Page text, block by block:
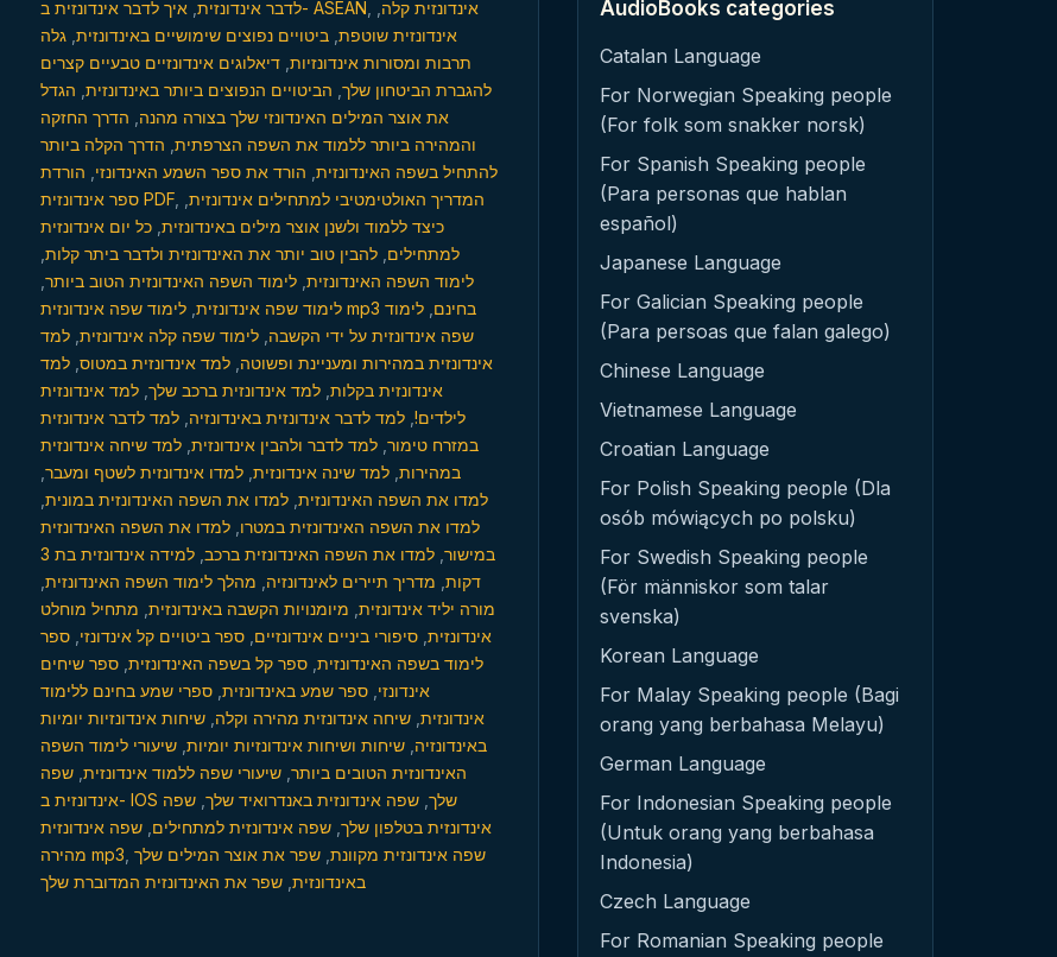
לדבר אינדונזיתאיך לדבר אינדונזית ב- ASEAN אינדונזית קלה
אינדונזית שוטפת ביטויים נפוצים שימושיים באינדונזית גלה
תרבות ומסורות אינדונזיות דיאלוגים אינדונזיים טבעיים קצרים
להגברת הביטחון שלך הביטויים הנפוצים ביותר באינדונזית הגדל
את אוצר המילים האינדונזי שלך בצורה מהנה הדרך החזקה
והמהירה ביותר ללמוד את השפה הצרפתית הדרך הקלה ביותר
להתחיל בשפה האינדונזית הורד את ספר השמע האינדונזי הורדת
ספר אינדונזית PDF
המדריך האולטימטיבי למתחילים אינדונזית
כיצד ללמוד ולשנן אוצר מילים באינדונזית כל יום אינדונזית
למתחילים להבין טוב יותר את האינדונזית ולדבר ביתר קלות
לימוד השפה האינדונזית לימוד השפה האינדונזית הטוב ביותר
לימוד שפה אינדונזית
לימוד שפה אינדונזית mp3 בחינם לימוד
שפה אינדונזית על ידי הקשבה לימוד שפה קלה אינדונזית למד
אינדונזית במהירות ומעניינת ופשוטה למד אינדונזית במטוס למד
אינדונזית בקלות למד אינדונזית ברכב שלך למד אינדונזית
לילדים! למד לדבר אינדונזית באינדונזיה למד לדבר אינדונזית
במזרח טימור למד לדבר ולהבין אינדונזית למד שיחה אינדונזית
במהירות למד שינה אינדונזית למדו אינדונזית לשטף ומעבר
למדו את השפה האינדונזית למדו את השפה האינדונזית במונית
למדו את השפה האינדונזית במטרו למדו את השפה האינדונזית
במישור למדו את השפה האינדונזית ברכב
למידה אינדונזית בת 3
דקות מדריך תיירים לאינדונזיה מהלך לימוד השפה האינדונזית
מורה יליד אינדונזית מיומנויות הקשבה באינדונזית מתחיל מוחלט
אינדונזית סיפורי ביניים אינדונזיים ספר ביטויים קל אינדונזי ספר
לימוד בשפה האינדונזית ספר קל בשפה האינדונזית ספר שיחים
אינדונזי ספר שמע באינדונזית ספרי שמע בחינם ללימוד
אינדונזית שיחה אינדונזית מהירה וקלה שיחות אינדונזיות יומיות
באינדונזיה שיחות ושיחות אינדונזיות יומיות שיעורי לימוד השפה
האינדונזית הטובים ביותר שיעורי שפה ללמוד אינדונזית שפה
אינדונזית ב- IOS שלך שפה אינדונזית באנדרואיד שלך שפה
אינדונזית בטלפון שלך שפה אינדונזית למתחילים שפה אינדונזית
מהירה mp3
שפה אינדונזית מקוונת שפר את אוצר המילים שלך
באינדונזית שפר את האינדונזית המדוברת שלך
AudioBooks categories
Catalan Language
For Norwegian Speaking people
(For folk som snakker norsk)
For Spanish Speaking people
(Para personas que hablan
español)
Japanese Language
For Galician Speaking people
(Para persoas que falan galego)
Chinese Language
Vietnamese Language
Croatian Language
For Polish Speaking people (Dla
osób mówiących po polsku)
For Swedish Speaking people
(För människor som talar
svenska)
Korean Language
For Malay Speaking people (Bagi
orang yang berbahasa Melayu)
German Language
For Indonesian Speaking people
(Untuk orang yang berbahasa
Indonesia)
Czech Language
For Romanian Speaking people